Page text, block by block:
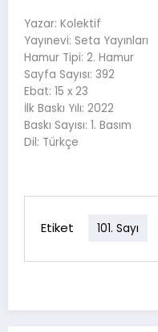
Yazar: Kolektif
Yayınevi: Seta Yayınları
Hamur Tipi: 2. Hamur
Sayfa Sayısı: 392
Ebat: 15 x 23
İlk Baskı Yılı: 2022
Baskı Sayısı: 1. Basım
Dil: Türkçe
Etiket 101. Sayı